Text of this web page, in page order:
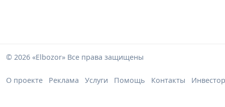
© 2026 «Elbozor» Все права защищены
О проекте Реклама Услуги Помощь Контакты